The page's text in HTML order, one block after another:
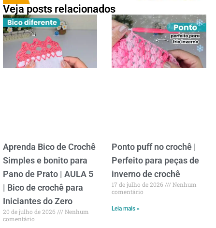
Veja posts relacionados
Aprenda Bico de Crochê
Simples e bonito para
Pano de Prato | AULA 5
| Bico de crochê para
Iniciantes do Zero
20 de julho de 2026
Nenhum
comentário
Ponto puff no crochê |
Perfeito para peças de
inverno de crochê
17 de julho de 2026
Nenhum
comentário
Leia mais »